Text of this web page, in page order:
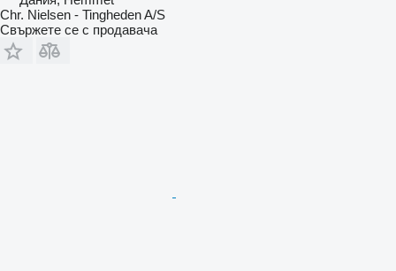
Chr. Nielsen - Tingheden A/S
Свържете се с продавача